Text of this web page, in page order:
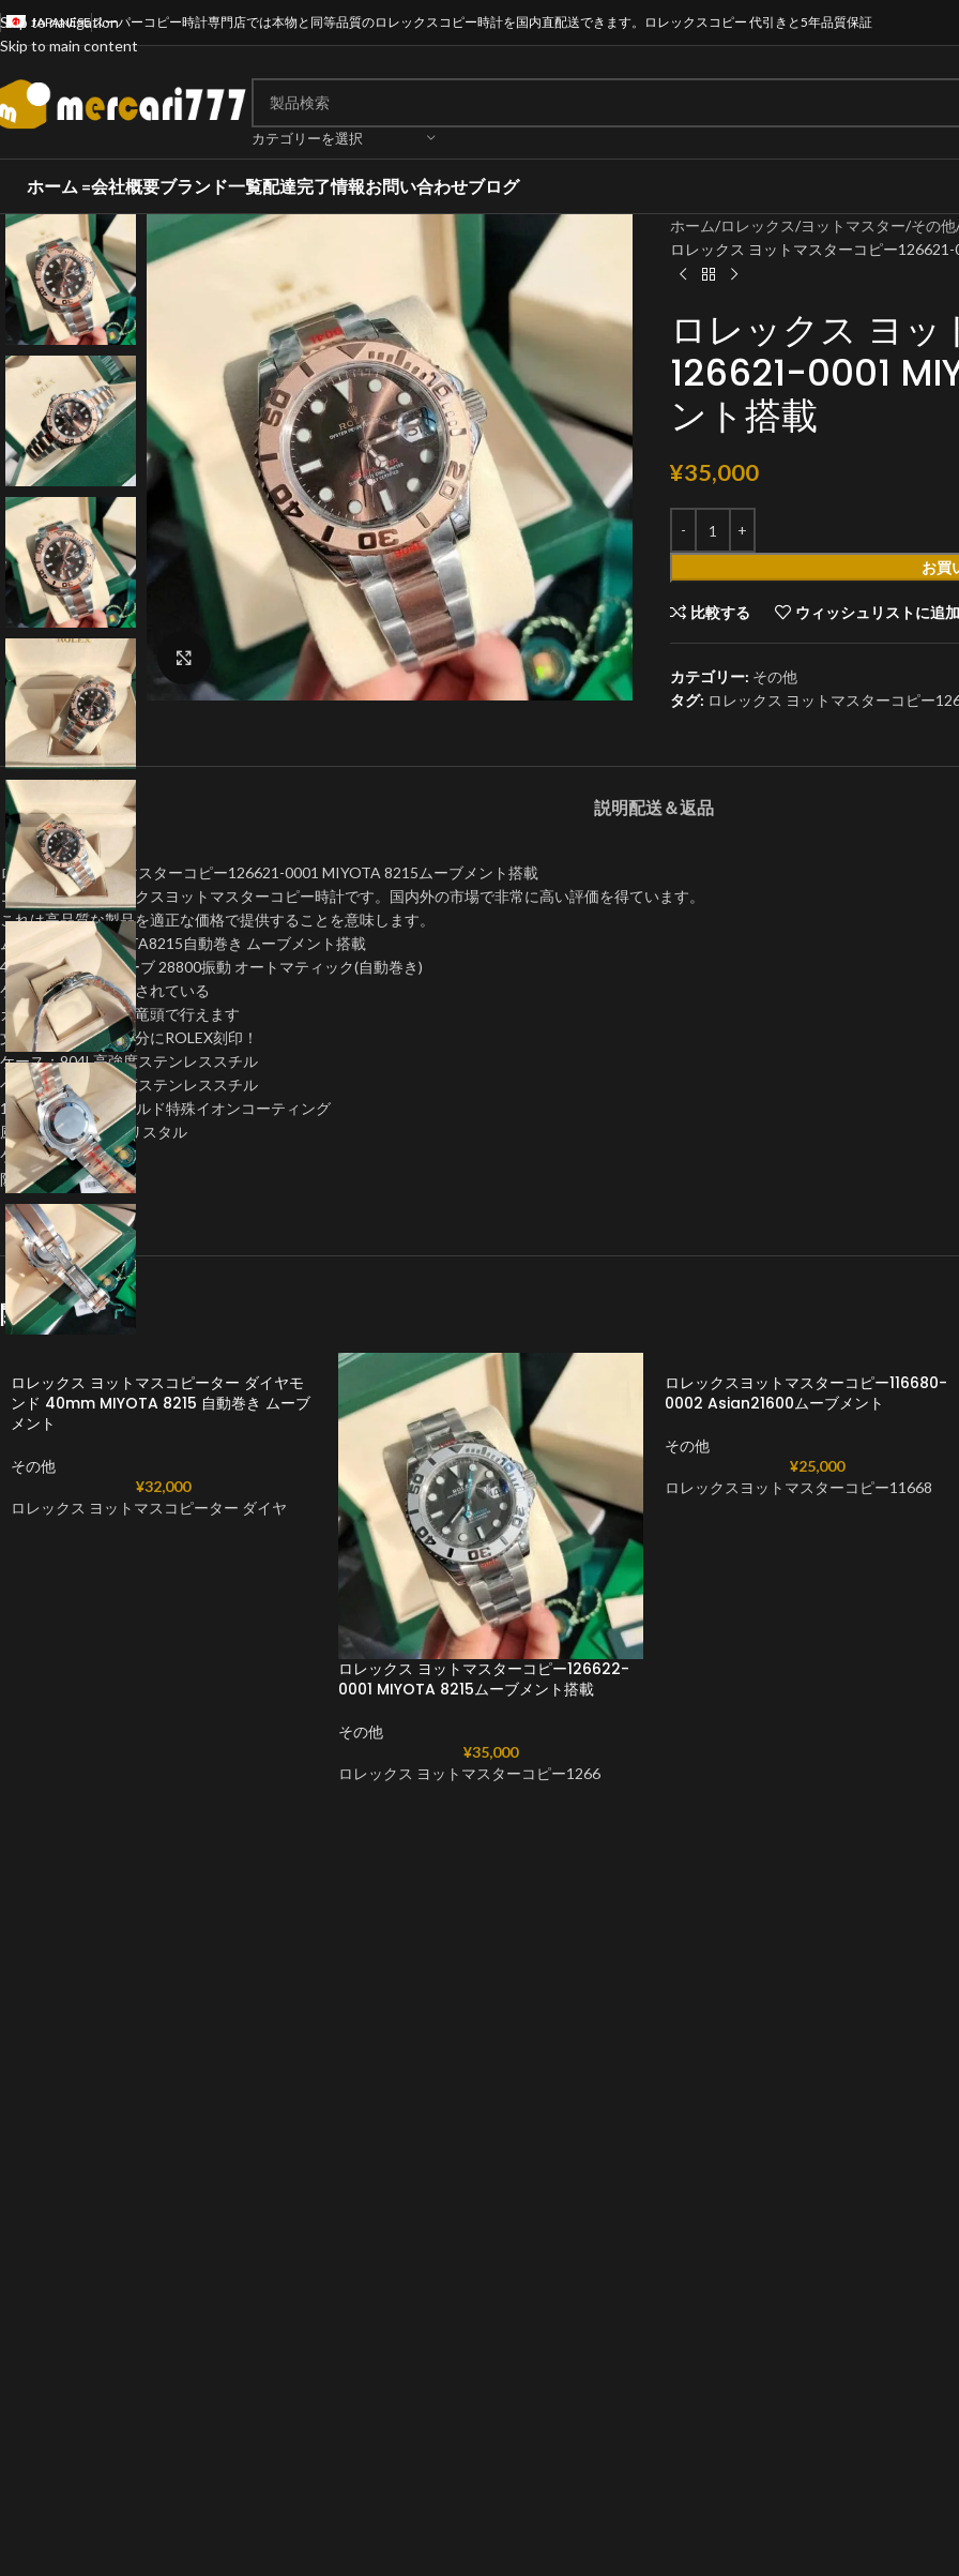
Skip to navigation
Skip to main content
JAPANESEスーパーコピー時計専門店では本物と同等品質のロレックスコピー時計を国内直配送できます。ロレックスコピー 代引きと5年品質保証
カテゴリーを選択
ホーム =会社概要ブランド一覧配達完了情報お問い合わせブログ
クリックで拡大
ホーム ロレックス ヨットマスター その他
ロレックス ヨットマスターコピー
ロレックス ヨ
126621-0001
ント搭載
¥35,000
お買
比較する ウィッシュリストに追
カテゴリー: その他
タグ: ロレックス ヨットマスターコピー
説明配送＆返品
ロレックス ヨットマスターコピー126621-0001 MIYOTA 8215ムーブメント搭載
コスパ最強のロレックスヨットマスターコピー時計です。国内外の市場で非常に高い評価を得ています。
これは高品質な製品を適正な価格で提供することを意味します。
ムーブメントMIYOTA8215自動巻き ムーブメント搭載
48時間パワー リザーブ 28800振動 オートマティック(自動巻き)
ケース内側に刻印がされている
カレンダー早送りは竜頭で行えます
文字盤外周ケース部分にROLEX刻印！
ケース：904L高強度ステンレススチル
ベルトは904L高強度ステンレススチル
18K IPG ピンクゴールド特殊イオンコーティング
風防: サファイアクリスタル
ケース直径：40mm
防水：5気圧防水
関連商品
ロレックス ヨットマスコピーター ダイヤモ
ンド 40mm MIYOTA 8215 自動巻き ムーブ
メント
その他
¥32,000
ロレックス ヨットマスコピーター ダイヤ
ロレックス ヨットマスターコピー126622-
0001 MIYOTA 8215ムーブメント搭載
その他
¥35,000
ロレックス ヨットマスターコピー1266
ロレックスヨットマスターコピー116680-
0002 Asian21600ムーブメント
その他
¥25,000
ロレックスヨットマスターコピー11668